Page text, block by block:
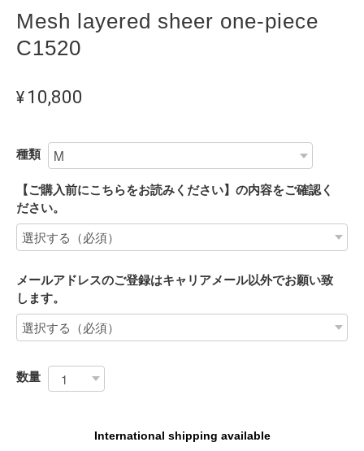
Mesh layered sheer one-piece
C1520
¥10,800
種類
【ご購入前にこちらをお読みください】の内容をご確認く
ださい。
メールアドレスのご登録はキャリアメール以外でお願い致
します。
数量
International shipping available